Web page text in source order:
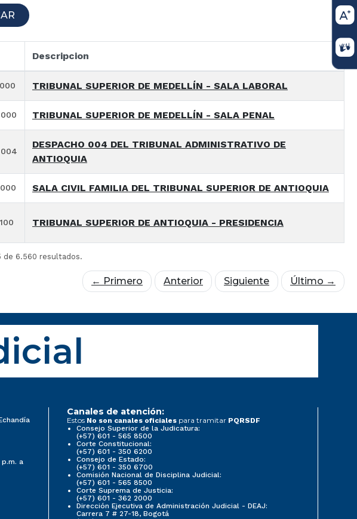
Descripcion
TRIBUNAL SUPERIOR DE MEDELLÍN - SALA LABORAL
TRIBUNAL SUPERIOR DE MEDELLÍN - SALA PENAL
DESPACHO 004 DEL TRIBUNAL ADMINISTRATIVO DE
ANTIOQUIA
SALA CIVIL FAMILIA DEL TRIBUNAL SUPERIOR DE ANTIOQUIA
TRIBUNAL SUPERIOR DE ANTIOQUIA - PRESIDENCIA
de 6.560 resultados.
← Primero Anterior Siguiente Último →
a
Canales de atención:
Estos No son canales oficiales para tramitar PQRSDF
Consejo Superior de la Judicatura:
(+57) 601 - 565 8500
Corte Constitucional:
(+57) 601 - 350 6200
Consejo de Estado:
(+57) 601 - 350 6700
Comisión Nacional de Disciplina Judicial:
(+57) 601 - 565 8500
Corte Suprema de Justicia:
(+57) 601 - 362 2000
Dirección Ejecutiva de Administración Judicial - DEAJ:
Carrera 7 # 27-18, Bogotá